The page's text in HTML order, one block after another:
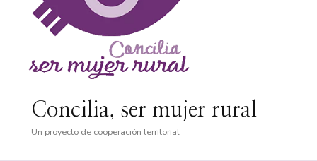
Concilia, ser mujer rural
Un proyecto de cooperación territorial